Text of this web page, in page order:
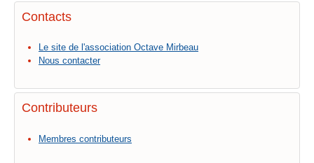
Contacts
Le site de l'association Octave Mirbeau
Nous contacter
Contributeurs
Membres contributeurs